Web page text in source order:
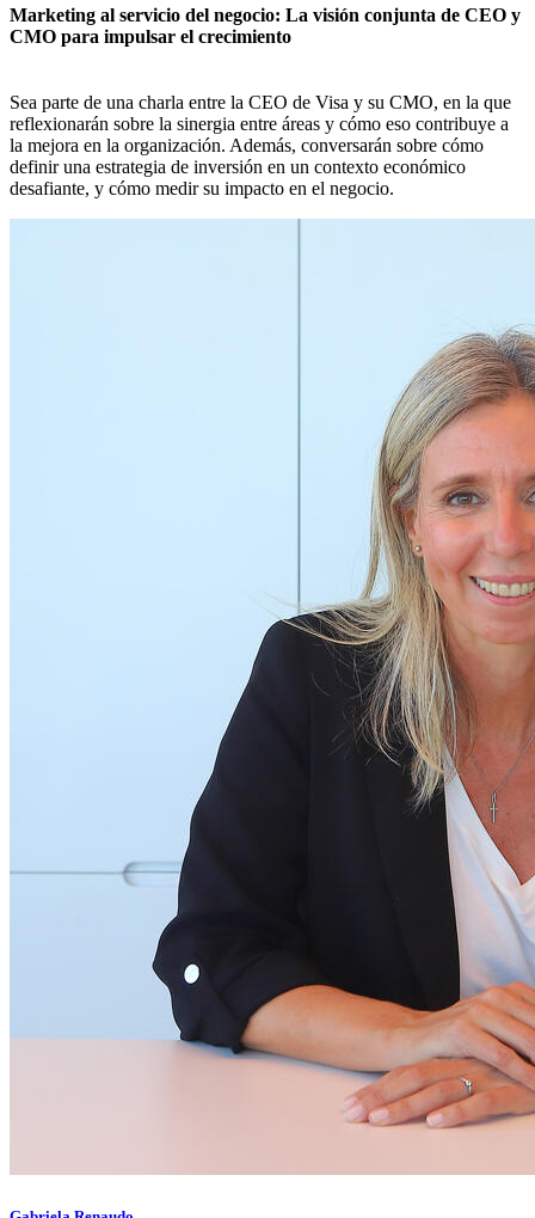
Marketing al servicio del negocio: La visión conjunta de CEO y
CMO para impulsar el crecimiento
Sea parte de una charla entre la CEO de Visa y su CMO, en la que
reflexionarán sobre la sinergia entre áreas y cómo eso contribuye a
la mejora en la organización. Además, conversarán sobre cómo
definir una estrategia de inversión en un contexto económico
desafiante, y cómo medir su impacto en el negocio.